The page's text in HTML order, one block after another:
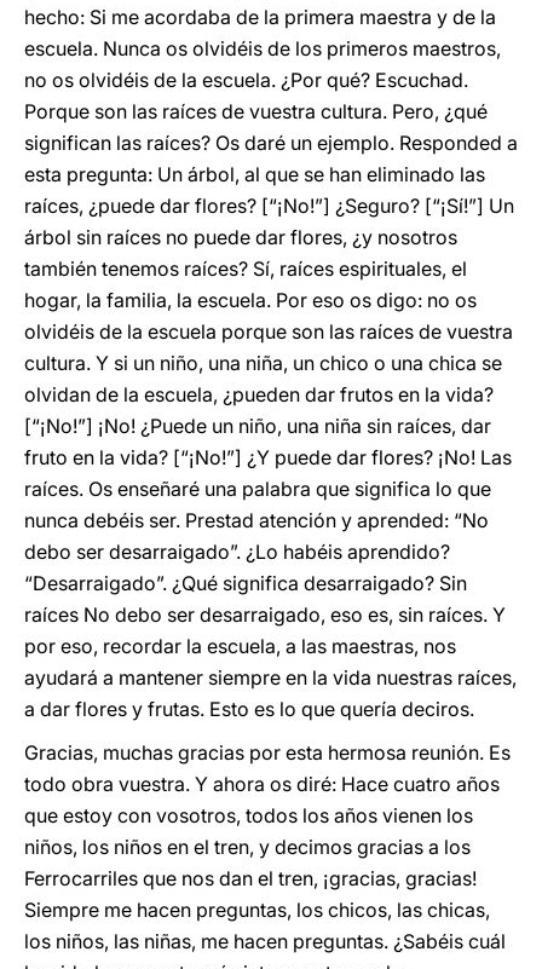
hecho: Si me acordaba de la primera maestra y de la
escuela. Nunca os olvidéis de los primeros maestros,
no os olvidéis de la escuela. ¿Por qué? Escuchad.
Porque son las raíces de vuestra cultura. Pero, ¿qué
significan las raíces? Os daré un ejemplo. Responded a
esta pregunta: Un árbol, al que se han eliminado las
raíces, ¿puede dar flores? [“¡No!”] ¿Seguro? [“¡Sí!”] Un
árbol sin raíces no puede dar flores, ¿y nosotros
también tenemos raíces? Sí, raíces espirituales, el
hogar, la familia, la escuela. Por eso os digo: no os
olvidéis de la escuela porque son las raíces de vuestra
cultura. Y si un niño, una niña, un chico o una chica se
olvidan de la escuela, ¿pueden dar frutos en la vida?
[“¡No!”] ¡No! ¿Puede un niño, una niña sin raíces, dar
fruto en la vida? [“¡No!”] ¿Y puede dar flores? ¡No! Las
raíces. Os enseñaré una palabra que significa lo que
nunca debéis ser. Prestad atención y aprended: “No
debo ser desarraigado”. ¿Lo habéis aprendido?
“Desarraigado”. ¿Qué significa desarraigado? Sin
raíces No debo ser desarraigado, eso es, sin raíces. Y
por eso, recordar la escuela, a las maestras, nos
ayudará a mantener siempre en la vida nuestras raíces,
a dar flores y frutas. Esto es lo que quería deciros.
Gracias, muchas gracias por esta hermosa reunión. Es
todo obra vuestra. Y ahora os diré: Hace cuatro años
que estoy con vosotros, todos los años vienen los
niños, los niños en el tren, y decimos gracias a los
Ferrocarriles que nos dan el tren, ¡gracias, gracias!
Siempre me hacen preguntas, los chicos, las chicas,
los niños, las niñas, me hacen preguntas. ¿Sabéis cuál